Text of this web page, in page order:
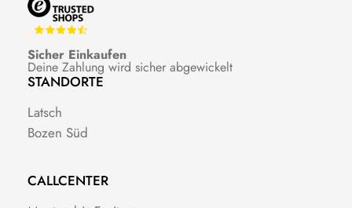
Sicher Einkaufen
Deine Zahlung wird sicher abgewickelt
STANDORTE
Latsch
Bozen Süd
CALLCENTER